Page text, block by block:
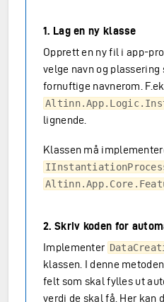
1. Lag en ny klasse
Opprett en ny fil i app-
velge navn og plassering
fornuftige navnerom.
lignende.
Klassen må
2. Skriv koden for
Implementer
klassen. I denne
felt som skal fylles ut
verdi de skal få. Her kan